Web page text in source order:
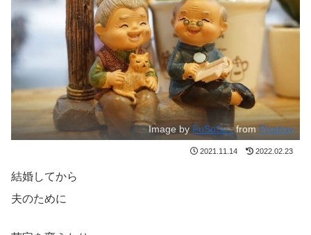
Image by FuSuSu .from Pixabay
2021.11.14 2022.02.23
結婚してから
夫のために